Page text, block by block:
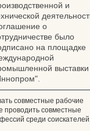
и
о
было
на площадке
выставки
совместные рабочие
проводить совместные
среди